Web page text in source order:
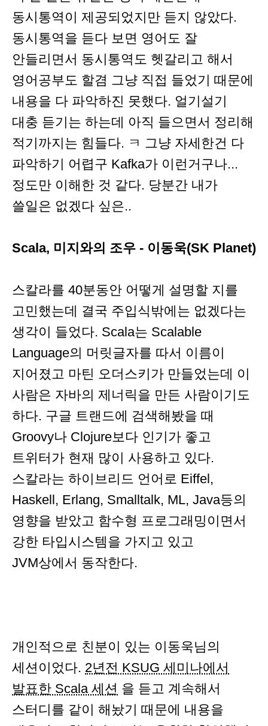
동시통역이 제공되었지만 듣지 않았다.
동시통역을 듣다 보면 영어도 잘
안들리면서 동시통역도 헷갈리고 해서
영어공부도 할겸 그냥 직접 들었기 때문에
내용을 다 파악하진 못했다. 얼기설기
대충 듣기는 하는데 아직 들으면서 정리해
적기까지는 힘들다. ㅋ 그냥 자세한건 다
파악하기 어렵구 Kafka가 이런거구나...
정도만 이해한 것 같다. 당분간 내가
쓸일은 없겠다 싶은..
Scala, 미지와의 조우 - 이동욱(SK Planet)
스칼라를 40분동안 어떻게 설명할 지를
고민했는데 결국 주입식밖에는 없겠다는
생각이 들었다. Scala는 Scalable
Language의 머릿글자를 따서 이름이
지어졌고 마틴 오더스키가 만들었는데 이
사람은 자바의 제너릭을 만든 사람이기도
하다. 구글 트랜드에 검색해봤을 때
Groovy나 Clojure보다 인기가 좋고
트위터가 현재 많이 사용하고 있다.
스칼라는 하이브리드 언어로 Eiffel,
Haskell, Erlang, Smalltalk, ML, Java등의
영향을 받았고 함수형 프로그래밍이면서
강한 타입시스템을 가지고 있고
JVM상에서 동작한다.
개인적으로 친분이 있는 이동욱님의
세션이었다. 2년전 KSUG 세미나에서
발표한 Scala 세션 을 듣고 계속해서
스터디를 같이 해놨기 때문에 내용을